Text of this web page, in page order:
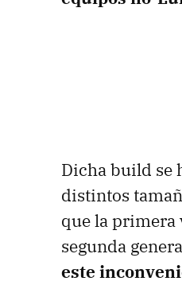
Dicha build se
distintos
que la primera
segunda
este